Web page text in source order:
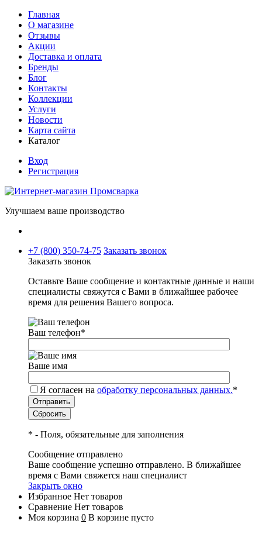
Главная
О магазине
Отзывы
Акции
Доставка и оплата
Бренды
Блог
Контакты
Коллекции
Услуги
Новости
Карта сайта
Каталог
Вход
Регистрация
Улучшаем ваше производство
+7 (800) 350-74-75 Заказать звонок
Заказать звонок
Оставьте Ваше сообщение и контактные данные и наши
специалисты свяжутся с Вами в ближайшее рабочее
время для решения Вашего вопроса.
Ваш телефон*
Ваше имя
Я согласен на обработку персональных данных.*
* - Поля, обязательные для заполнения
Сообщение отправлено
Ваше сообщение успешно отправлено. В ближайшее
время с Вами свяжется наш специалист
Закрыть окно
Избранное Нет товаров
Сравнение Нет товаров
Моя корзина 0 В корзине пусто